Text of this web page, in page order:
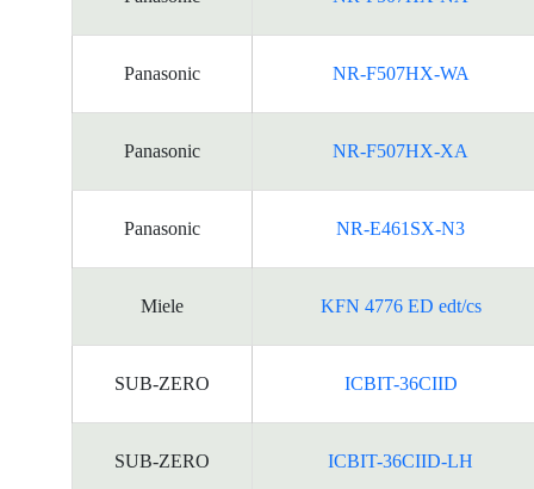
Panasonic NR-F507HX-WA
Panasonic NR-F507HX-XA
Panasonic NR-E461SX-N3
Miele KFN 4776 ED edt/cs
SUB-ZERO ICBIT-36CIID
SUB-ZERO ICBIT-36CIID-LH